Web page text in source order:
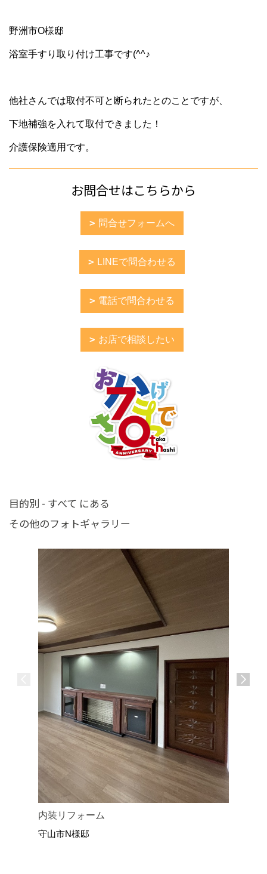
野洲市O様邸
浴室手すり取り付け工事です(^^♪
他社さんでは取付不可と断られたとのことですが、
下地補強を入れて取付できました！
介護保険適用です。
お問合せはこちらから
問合せフォームへ
LINEで問合わせる
電話で問合わせる
お店で相談したい
目的別 - すべて にある
その他のフォトギャラリー
内装リフォーム
守山市N様邸